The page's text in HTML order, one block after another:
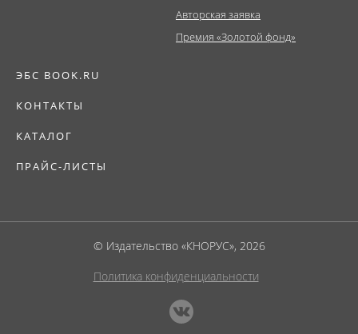
Авторская заявка
Премия «Золотой фонд»
ЭБС BOOK.RU
КОНТАКТЫ
КАТАЛОГ
ПРАЙС-ЛИСТЫ
© Издательство «КНОРУС», 2026
Политика конфиденциальности